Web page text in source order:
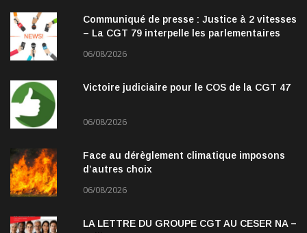
Communiqué de presse : Justice à 2 vitesses
– La CGT 79 interpelle les parlementaires
06/08/2026
Victoire judiciaire pour le COS de la CGT 47
06/08/2026
Face au dérèglement climatique imposons
d’autres choix
06/08/2026
LA LETTRE DU GROUPE CGT AU CESER NA –